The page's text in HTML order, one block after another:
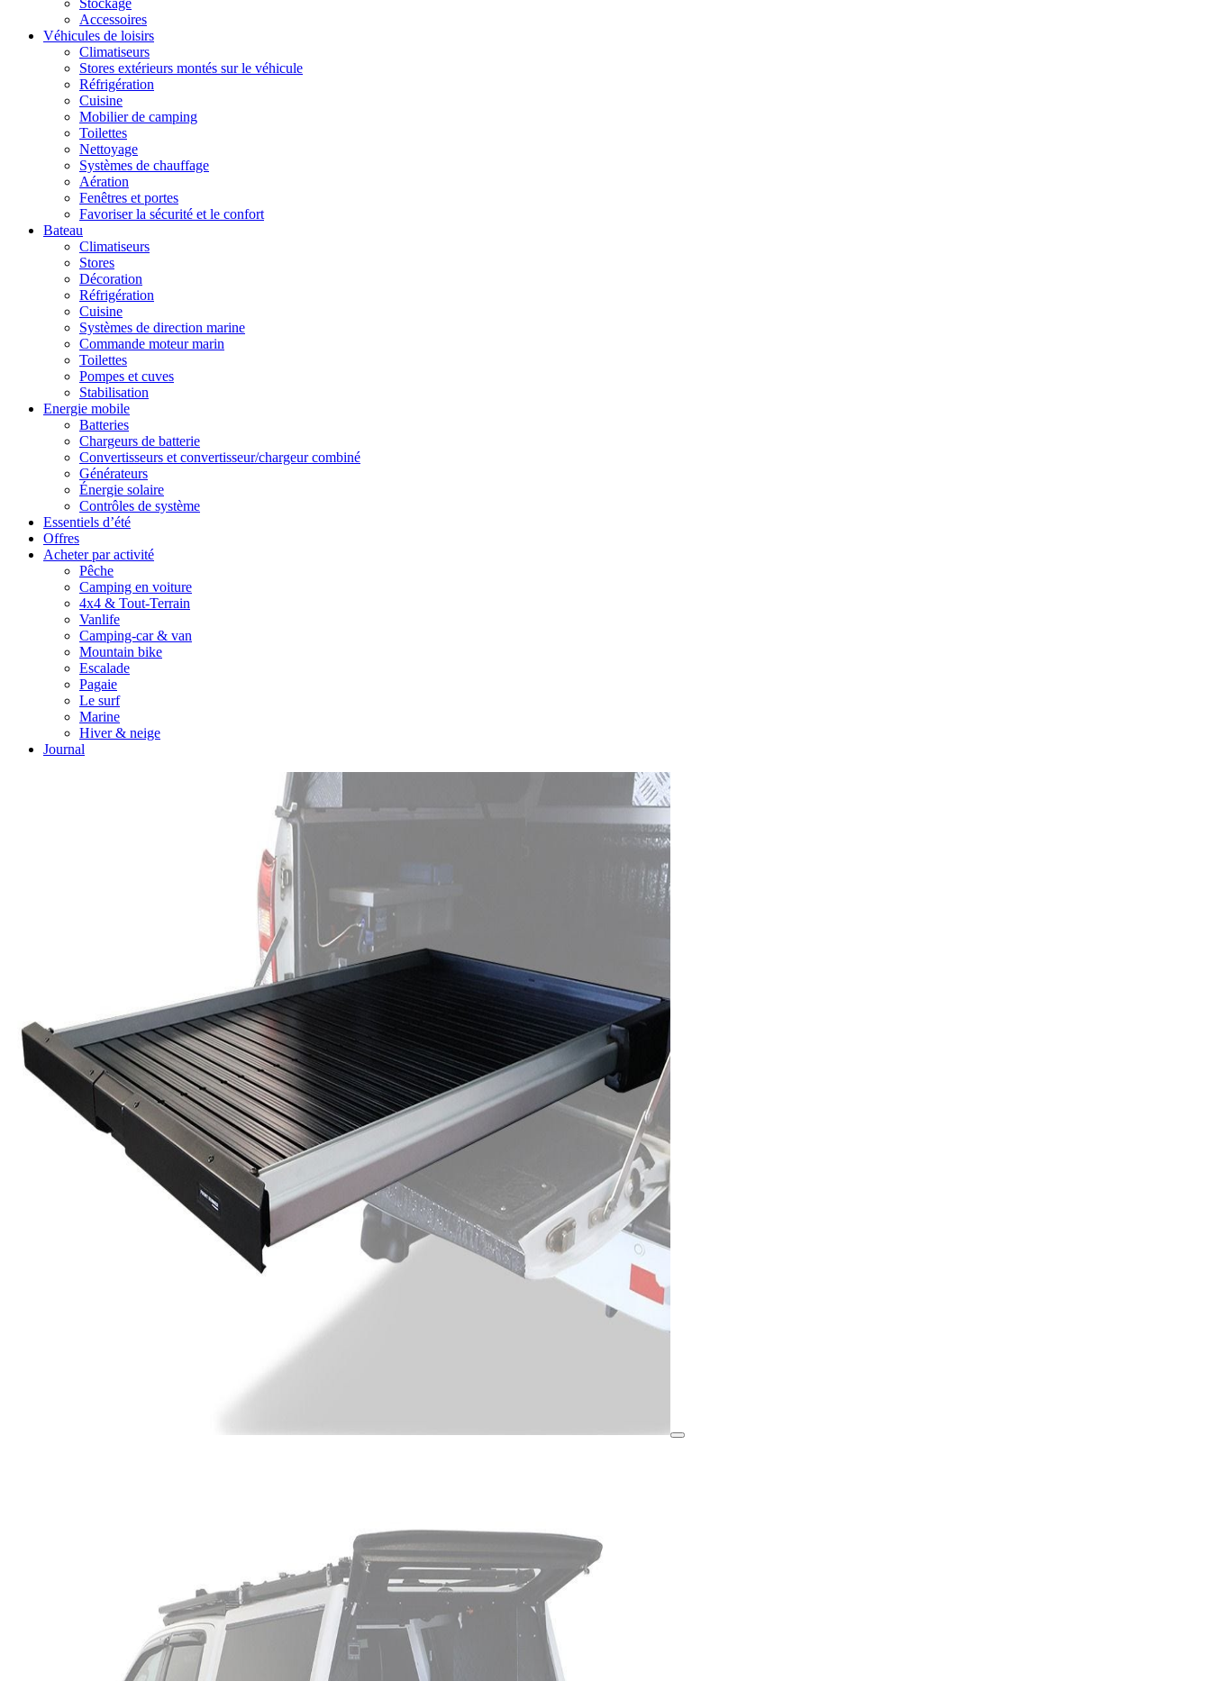
Stockage
Accessoires
Véhicules de loisirs
Climatiseurs
Stores extérieurs montés sur le véhicule
Réfrigération
Cuisine
Mobilier de camping
Toilettes
Nettoyage
Systèmes de chauffage
Aération
Fenêtres et portes
Favoriser la sécurité et le confort
Bateau
Climatiseurs
Stores
Décoration
Réfrigération
Cuisine
Systèmes de direction marine
Commande moteur marin
Toilettes
Pompes et cuves
Stabilisation
Energie mobile
Batteries
Chargeurs de batterie
Convertisseurs et convertisseur/chargeur combiné
Générateurs
Énergie solaire
Contrôles de système
Essentiels d’été
Offres
Acheter par activité
Pêche
Camping en voiture
4x4 & Tout-Terrain
Vanlife
Camping-car & van
Mountain bike
Escalade
Pagaie
Le surf
Marine
Hiver & neige
Journal